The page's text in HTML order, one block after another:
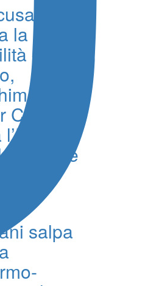
la
del
batterie
salpa